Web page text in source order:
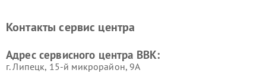
Ремонт винных шкафов BBK
Контакты сервис центра
Адрес сервисного центра BBK:
г. Липецк, 15-й микрорайон, 9А